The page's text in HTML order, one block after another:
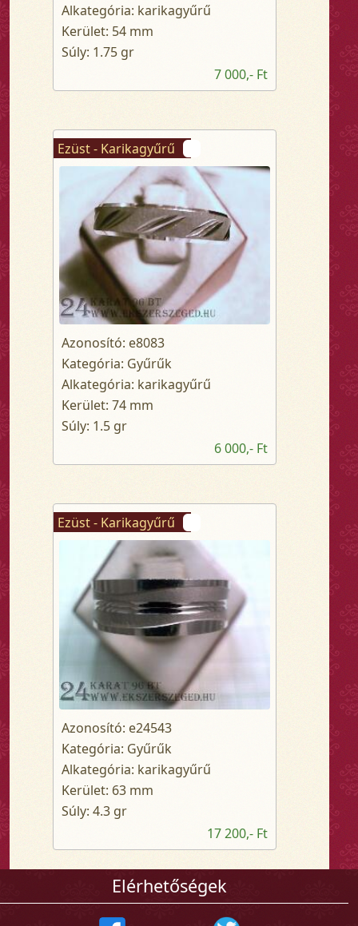
Alkategória: karikagyűrű
Kerület: 54 mm
Súly: 1.75 gr
7 000,- Ft
Ezüst - Karikagyűrű
Azonosító: e8083
Kategória: Gyűrűk
Alkategória: karikagyűrű
Kerület: 74 mm
Súly: 1.5 gr
6 000,- Ft
Ezüst - Karikagyűrű
Azonosító: e24543
Kategória: Gyűrűk
Alkategória: karikagyűrű
Kerület: 63 mm
Súly: 4.3 gr
17 200,- Ft
Elérhetőségek